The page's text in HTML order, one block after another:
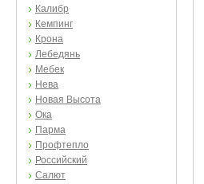
Калибр
Кемпинг
Крона
Лебедянь
Мебек
Нева
Новая Высота
Ока
Парма
Профтепло
Российский
Салют